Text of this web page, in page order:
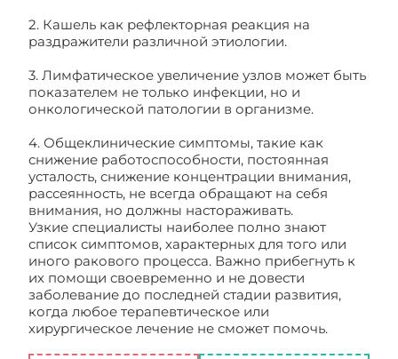
2. Кашель как рефлекторная реакция на
раздражители различной этиологии.
3. Лимфатическое увеличение узлов может быть
показателем не только инфекции, но и
онкологической патологии в организме.
4. Общеклинические симптомы, такие как
снижение работоспособности, постоянная
усталость, снижение концентрации внимания,
рассеянность, не всегда обращают на себя
внимания, но должны настораживать.
Узкие специалисты наиболее полно знают
список симптомов, характерных для того или
иного ракового процесса. Важно прибегнуть к
их помощи своевременно и не довести
заболевание до последней стадии развития,
когда любое терапевтическое или
хирургическое лечение не сможет помочь.